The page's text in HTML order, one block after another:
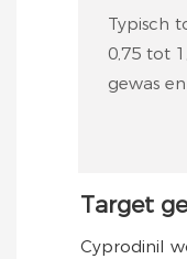
Typisch
0,75 tot
gewas
Target
Cyprodinil